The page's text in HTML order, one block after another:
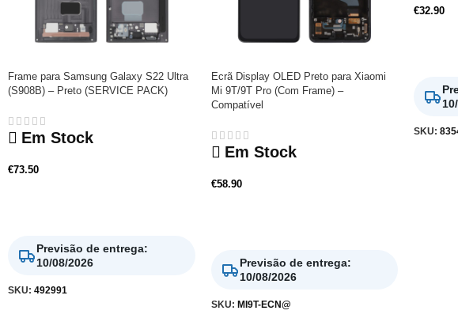
Frame para Samsung Galaxy S22 Ultra
(S908B) – Preto (SERVICE PACK)
Em Stock
€73.50
Previsão de entrega:
10/08/2026
SKU: 492991
Ecrã Display OLED Preto para Xiaomi
Mi 9T/9T Pro (Com Frame) –
Compatível
Em Stock
€58.90
Previsão de entrega:
10/08/2026
SKU: MI9T-ECN@
€32.90
SKU: